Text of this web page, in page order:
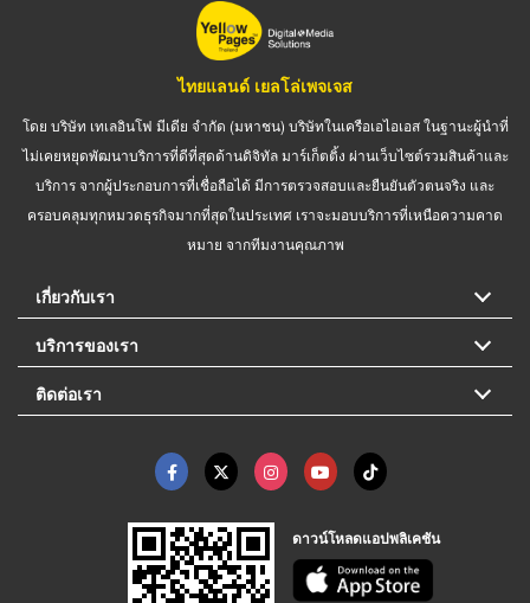
ไทยแลนด์ เยลโล่เพจเจส
โดย บริษัท เทเลอินโฟ มีเดีย จำกัด (มหาชน) บริษัทในเครือเอไอเอส ในฐานะผู้นำที่
ไม่เคยหยุดพัฒนาบริการที่ดีที่สุดด้านดิจิทัล มาร์เก็ตติ้ง ผ่านเว็บไซต์รวมสินค้าและ
บริการ จากผู้ประกอบการที่เชื่อถือได้ มีการตรวจสอบและยืนยันตัวตนจริง และ
ครอบคลุมทุกหมวดธุรกิจมากที่สุดในประเทศ เราจะมอบบริการที่เหนือความคาด
หมาย จากทีมงานคุณภาพ
เกี่ยวกับเรา
บริการของเรา
ติดต่อเรา
ดาวน์โหลดแอปพลิเคชัน